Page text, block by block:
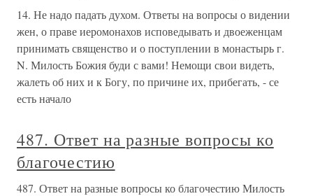
14. Не надо падать духом. Ответы на вопросы о видении
жен, о праве иеромонахов исповедывать и двоеженцам
принимать священство и о поступлении в монастырь г.
N. Милость Божия буди с вами! Немощи свои видеть,
жалеть об них и к Богу, по причине их, прибегать, - се
есть начало
487. Ответ на разные вопросы ко
благочестию
487. Ответ на разные вопросы ко благочестию Милость